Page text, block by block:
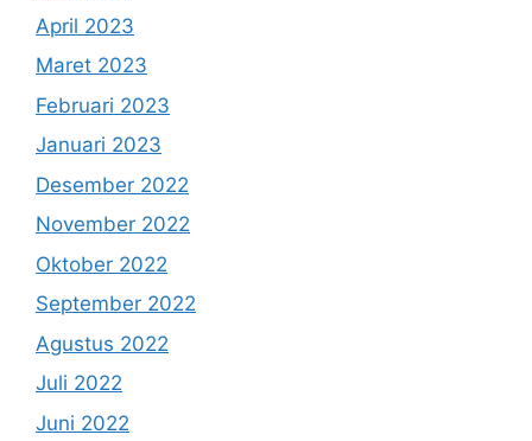
April 2023
Maret 2023
Februari 2023
Januari 2023
Desember 2022
November 2022
Oktober 2022
September 2022
Agustus 2022
Juli 2022
Juni 2022